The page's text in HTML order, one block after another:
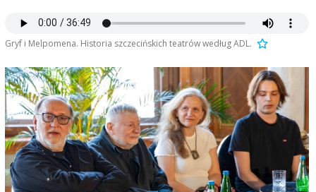
Gryf i Melpomena. Historia szczecińskich teatrów według ADL.